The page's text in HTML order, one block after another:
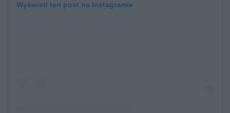
Wyświetl ten post na Instagramie